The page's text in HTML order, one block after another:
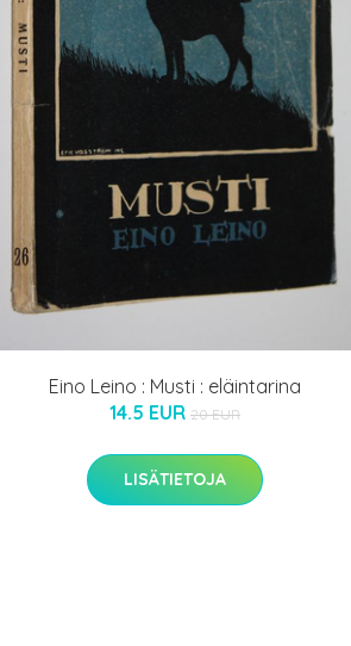
Eino Leino : Musti : eläintarina
14.5 EUR 20 EUR
LISÄTIETOJA